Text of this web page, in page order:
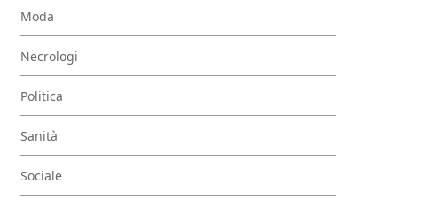
Moda
Necrologi
Politica
Sanità
Sociale